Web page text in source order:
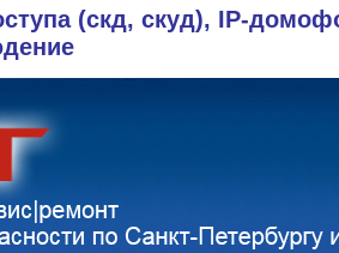
(скд, скуд), IP-